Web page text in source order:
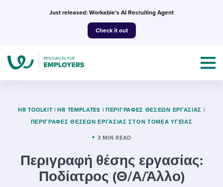
Just released: Workable’s AI Recruiting Agent
Check it out
Topics
Templates & Guides
I’m a jobseeker
HR TOOLKIT | HR TEMPLATES | ΠΕΡΙΓΡΑΦΈΣ ΘΈΣΕΩΝ ΕΡΓΑΣΊΑΣ |
ΠΕΡΙΓΡΑΦΈΣ ΘΈΣΕΩΝ ΕΡΓΑΣΊΑΣ ΣΤΟΝ ΤΟΜΈΑ ΥΓΕΊΑΣ
3 MIN READ
Περιγραφή θέσης εργασίας:
Ποδίατρος (Θ/Α/Άλλο)